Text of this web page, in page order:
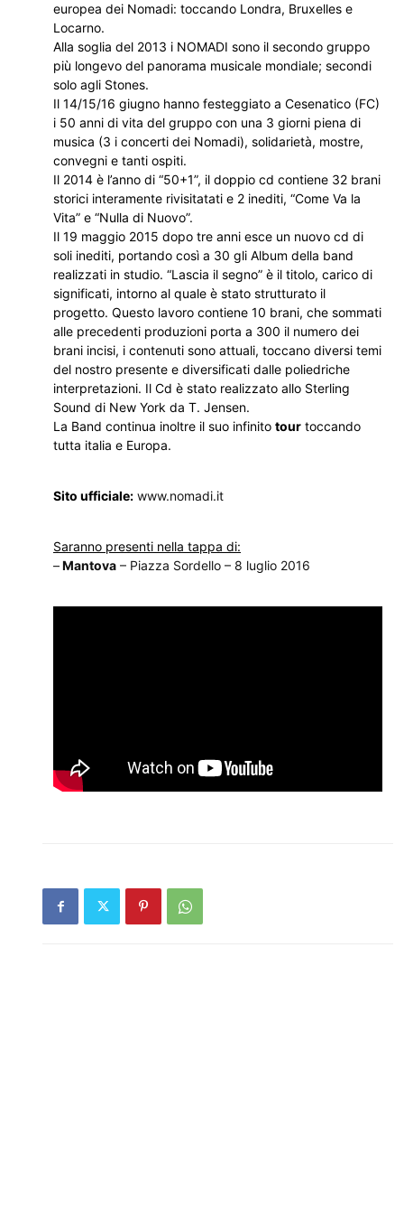
europea dei Nomadi: toccando Londra, Bruxelles e
Locarno.
Alla soglia del 2013 i NOMADI sono il secondo gruppo
più longevo del panorama musicale mondiale; secondi
solo agli Stones.
Il 14/15/16 giugno hanno festeggiato a Cesenatico (FC)
i 50 anni di vita del gruppo con una 3 giorni piena di
musica (3 i concerti dei Nomadi), solidarietà, mostre,
convegni e tanti ospiti.
Il 2014 è l’anno di “50+1”, il doppio cd contiene 32 brani
storici interamente rivisitatati e 2 inediti, “Come Va la
Vita” e “Nulla di Nuovo”.
Il 19 maggio 2015 dopo tre anni esce un nuovo cd di
soli inediti, portando così a 30 gli Album della band
realizzati in studio. “Lascia il segno” è il titolo, carico di
significati, intorno al quale è stato strutturato il
progetto. Questo lavoro contiene 10 brani, che sommati
alle precedenti produzioni porta a 300 il numero dei
brani incisi, i contenuti sono attuali, toccano diversi temi
del nostro presente e diversificati dalle poliedriche
interpretazioni. Il Cd è stato realizzato allo Sterling
Sound di New York da T. Jensen.
La Band continua inoltre il suo infinito tour toccando
tutta italia e Europa.
Sito ufficiale: www.nomadi.it
Saranno presenti nella tappa di:
–Mantova – Piazza Sordello – 8 luglio 2016